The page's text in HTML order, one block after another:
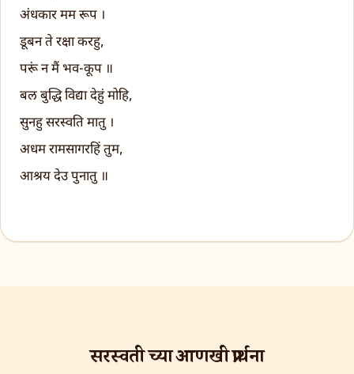
अंधकार मम रूप ।
डूबन ते रक्षा करहु,
परूं न मैं भव-कूप ॥
बल बुद्धि विद्या देहुं मोहि,
सुनहु सरस्वति मातु ।
अधम रामसागरहिं तुम,
आश्रय देउ पुनातु ॥
सरस्वती च्या आणखी प्रार्थना